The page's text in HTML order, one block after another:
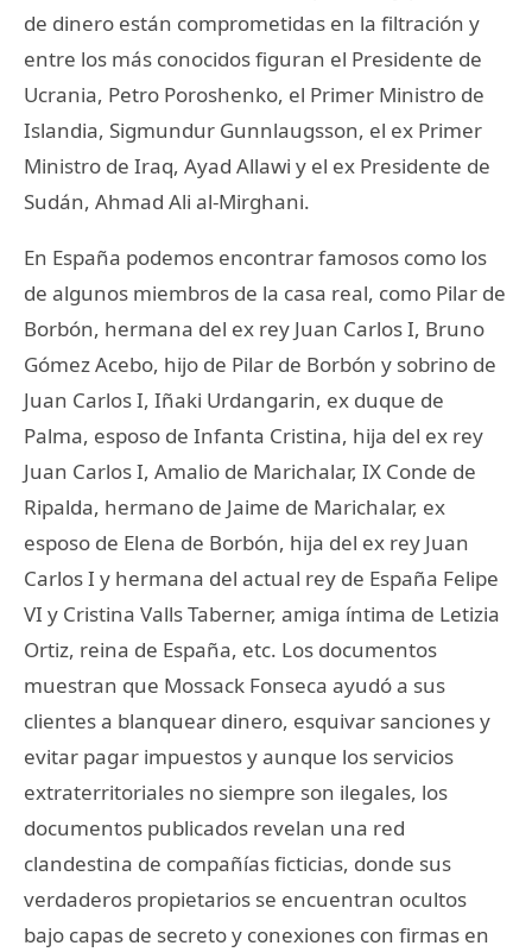
de dinero están comprometidas en la filtración y
entre los más conocidos figuran el Presidente de
Ucrania, Petro Poroshenko, el Primer Ministro de
Islandia, Sigmundur Gunnlaugsson, el ex Primer
Ministro de Iraq, Ayad Allawi y el ex Presidente de
Sudán, Ahmad Ali al-Mirghani.
En España podemos encontrar famosos como los
de algunos miembros de la casa real, como Pilar de
Borbón, hermana del ex rey Juan Carlos I, Bruno
Gómez Acebo, hijo de Pilar de Borbón y sobrino de
Juan Carlos I, Iñaki Urdangarin, ex duque de
Palma, esposo de Infanta Cristina, hija del ex rey
Juan Carlos I, Amalio de Marichalar, IX Conde de
Ripalda, hermano de Jaime de Marichalar, ex
esposo de Elena de Borbón, hija del ex rey Juan
Carlos I y hermana del actual rey de España Felipe
VI y Cristina Valls Taberner, amiga íntima de Letizia
Ortiz, reina de España, etc. Los documentos
muestran que Mossack Fonseca ayudó a sus
clientes a blanquear dinero, esquivar sanciones y
evitar pagar impuestos y aunque los servicios
extraterritoriales no siempre son ilegales, los
documentos publicados revelan una red
clandestina de compañías ficticias, donde sus
verdaderos propietarios se encuentran ocultos
bajo capas de secreto y conexiones con firmas en